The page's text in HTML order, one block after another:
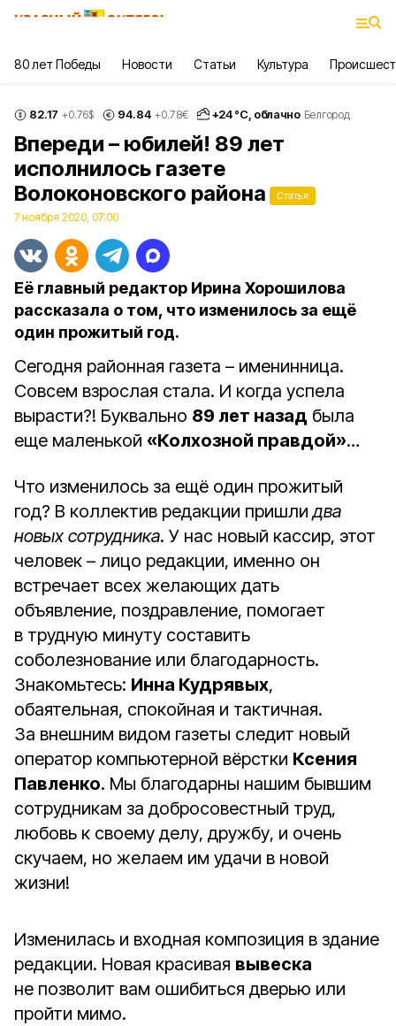
80 лет Победы Новости Статьи Культура
82.17 +0.76$ 94.84 +0.78€ +24°С, облачно Белгород
Впереди – юбилей! 89 лет
исполнилось газете
Волоконовского района
Статья
7 ноября 2020, 07:00
Её главный редактор Ирина Хорошилова
рассказала о том, что изменилось за ещё
один прожитый год.
Сегодня районная газета – именинница.
Совсем взрослая стала. И когда успела
вырасти?! Буквально 89 лет назад была
еще маленькой «Колхозной правдой»…
Что изменилось за ещё один прожитый
год? В коллектив редакции пришлидва
новых сотрудника. У нас новый кассир, этот
человек – лицо редакции, именно он
встречает всех желающих дать
объявление, поздравление, помогает
в трудную минуту составить
соболезнование или благодарность.
Знакомьтесь: Инна Кудрявых,
обаятельная, спокойная и тактичная.
За внешним видом газеты следит новый
оператор компьютерной вёрстки Ксения
Павленко. Мы благодарны нашим бывшим
сотрудникам за добросовестный труд,
любовь к своему делу, дружбу, и очень
скучаем, но желаем им удачи в новой
жизни!
Изменилась и входная композиция в здание
редакции. Новая красивая вывеска
не позволит вам ошибиться дверью или
пройти мимо.